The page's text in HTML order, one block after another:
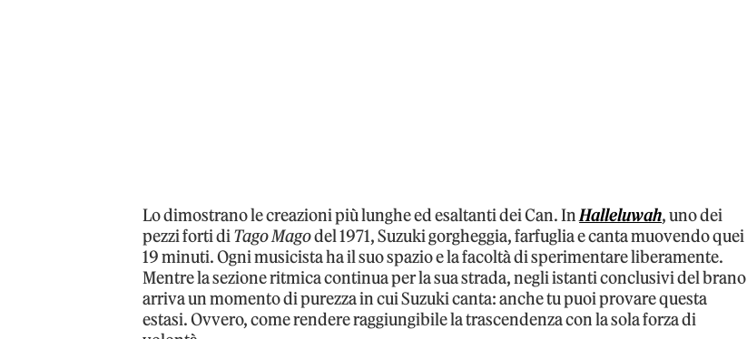
Lo dimostrano le creazioni più lunghe ed esaltanti dei Can. InHalleluwah, uno dei
pezzi forti diTago Magodel 1971, Suzuki gorgheggia, farfuglia e canta muovendo quei
19 minuti. Ogni musicista ha il suo spazio e la facoltà di sperimentare liberamente.
Mentre la sezione ritmica continua per la sua strada, negli istanti conclusivi del brano
arriva un momento di purezza in cui Suzuki canta: anche tu puoi provare questa
estasi. Ovvero, come rendere raggiungibile la trascendenza con la sola forza di